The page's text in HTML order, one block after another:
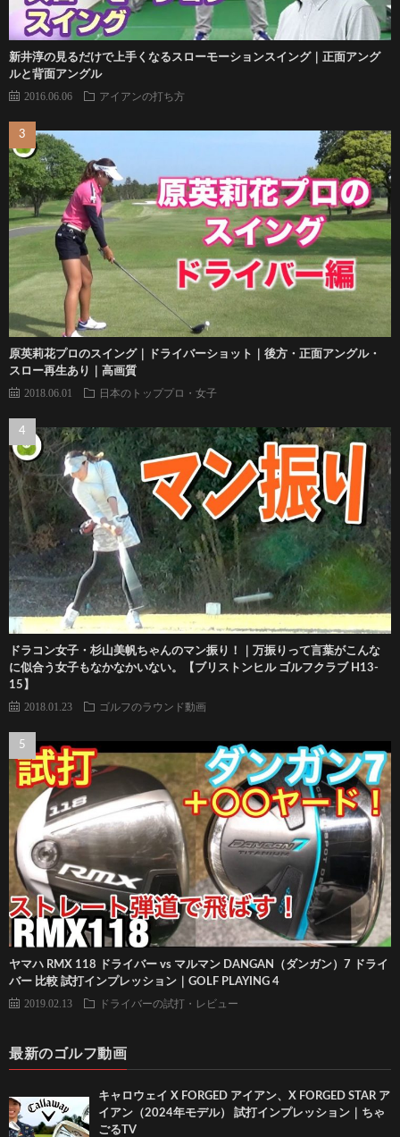
新井淳の見るだけで上手くなるスローモーションスイング｜正面アング
ルと背面アングル
2016.06.06 アイアンの打ち方
原英莉花プロのスイング｜ドライバーショット｜後方・正面アングル・
スロー再生あり｜高画質
2018.06.01 日本のトッププロ・女子
ドラコン女子・杉山美帆ちゃんのマン振り！｜万振りって言葉がこんな
に似合う女子もなかなかいない。【ブリストンヒル ゴルフクラブ H13-
15】
2018.01.23 ゴルフのラウンド動画
ヤマハ RMX 118 ドライバー vs マルマン DANGAN（ダンガン）7 ドライ
バー 比較 試打インプレッション｜GOLF PLAYING 4
2019.02.13 ドライバーの試打・レビュー
最新のゴルフ動画
キャロウェイ X FORGED アイアン、X FORGED STAR ア
イアン（2024年モデル） 試打インプレッション｜ちゃ
ごるTV